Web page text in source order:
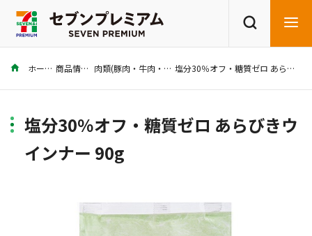
商品を探す レシピを探す
ホーム 商品情報 肉類(豚肉・牛肉・鶏肉) 塩分30％オフ・糖質ゼロ あらびきウインナー 90g
塩分30％オフ・糖質ゼロ あらびきウ
インナー 90g